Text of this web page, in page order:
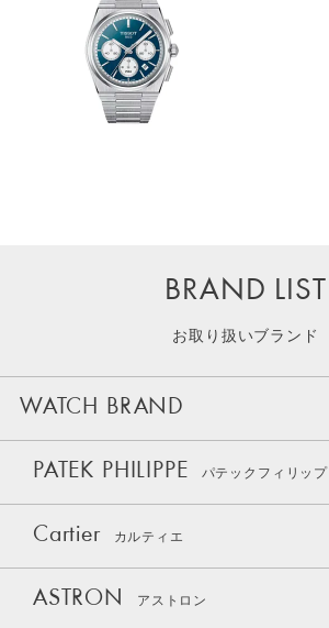
BRAND LIST
お取り扱いブランド
WATCH BRAND
PATEK PHILIPPE パテックフィリップ
Cartier カルティエ
ASTRON アストロン